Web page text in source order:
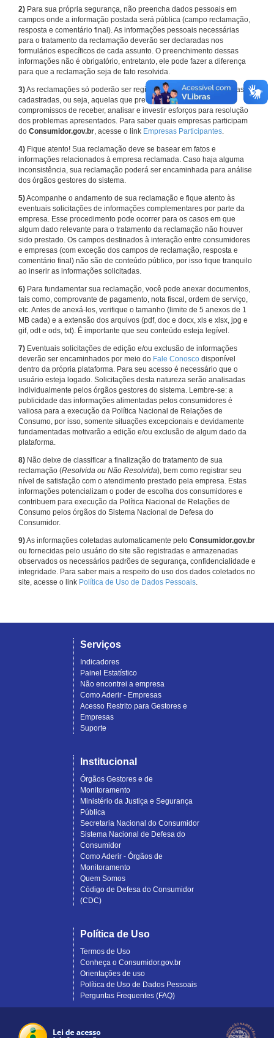
2) Para sua própria segurança, não preencha dados pessoais em
campos onde a informação postada será pública (campo reclamação,
resposta e comentário final). As informações pessoais necessárias
para o tratamento da reclamação deverão ser declaradas nos
formulários específicos de cada assunto. O preenchimento dessas
informações não é obrigatório, entretanto, ele pode fazer a diferença
para que a reclamação seja de fato resolvida.
3)As reclamações só poderão ser registradas em face de empresas
cadastradas, ou seja, aquelas que previamente assumiram
compromissos de receber, analisar e investir esforços para resolução
dos problemas apresentados. Para saber quais empresas participam
do Consumidor.gov.br, acesse o link Empresas Participantes.
4) Fique atento! Sua reclamação deve se basear em fatos e
informações relacionados à empresa reclamada. Caso haja alguma
inconsistência, sua reclamação poderá ser encaminhada para análise
dos órgãos gestores do sistema.
5)Acompanhe o andamento de sua reclamação e fique atento às
eventuais solicitações de informações complementares por parte da
empresa. Esse procedimento pode ocorrer para os casos em que
algum dado relevante para o tratamento da reclamação não houver
sido prestado. Os campos destinados à interação entre consumidores
e empresas (com exceção dos campos de reclamação, resposta e
comentário final) não são de conteúdo público, por isso fique tranquilo
ao inserir as informações solicitadas.
6) Para fundamentar sua reclamação, você pode anexar documentos,
tais como, comprovante de pagamento, nota fiscal, ordem de serviço,
etc. Antes de anexá-los, verifique o tamanho (limite de 5 anexos de 1
MB cada) e a extensão dos arquivos (pdf, doc e docx, xls e xlsx, jpg e
gif, odt e ods, txt). É importante que seu conteúdo esteja legível.
7) Eventuais solicitações de edição e/ou exclusão de informações
deverão ser encaminhados por meio do Fale Conosco disponível
dentro da própria plataforma. Para seu acesso é necessário que o
usuário esteja logado. Solicitações desta natureza serão analisadas
individualmente pelos órgãos gestores do sistema. Lembre-se: a
publicidade das informações alimentadas pelos consumidores é
valiosa para a execução da Política Nacional de Relações de
Consumo, por isso, somente situações excepcionais e devidamente
fundamentadas motivarão a edição e/ou exclusão de algum dado da
plataforma.
8) Não deixe de classificar a finalização do tratamento de sua
reclamação (Resolvida ou Não Resolvida), bem como registrar seu
nível de satisfação com o atendimento prestado pela empresa. Estas
informações potencializam o poder de escolha dos consumidores e
contribuem para execução da Política Nacional de Relações de
Consumo pelos órgãos do Sistema Nacional de Defesa do
Consumidor.
9)As informações coletadas automaticamente pelo Consumidor.gov.br
ou fornecidas pelo usuário do site são registradas e armazenadas
observados os necessários padrões de segurança, confidencialidade e
integridade. Para saber mais a respeito do uso dos dados coletados no
site, acesse o link Política de Uso de Dados Pessoais.
Serviços
Indicadores
Painel Estatístico
Não encontrei a empresa
Como Aderir - Empresas
Acesso Restrito para Gestores e
Empresas
Suporte
Institucional
Órgãos Gestores e de
Monitoramento
Ministério da Justiça e Segurança
Pública
Secretaria Nacional do Consumidor
Sistema Nacional de Defesa do
Consumidor
Como Aderir - Órgãos de
Monitoramento
Quem Somos
Código de Defesa do Consumidor
(CDC)
Política de Uso
Termos de Uso
Conheça o Consumidor.gov.br
Orientações de uso
Política de Uso de Dados Pessoais
Perguntas Frequentes (FAQ)